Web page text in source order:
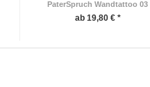
PaterSpruch Wandtattoo 03
ab 19,80 € *